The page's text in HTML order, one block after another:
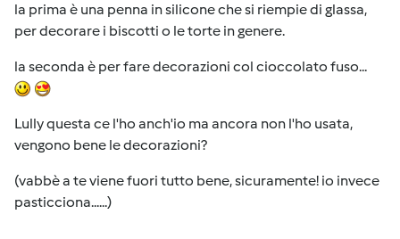
la prima è una penna in silicone che si riempie di glassa,
per decorare i biscotti o le torte in genere.
la seconda è per fare decorazioni col cioccolato fuso...
Lully questa ce l'ho anch'io ma ancora non l'ho usata,
vengono bene le decorazioni?
(vabbè a te viene fuori tutto bene, sicuramente! io invece
pasticciona......)